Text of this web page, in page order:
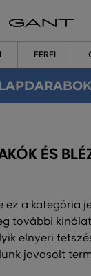
FÉRFI
ÉS
ez a kategória
további
elnyeri
javasolt